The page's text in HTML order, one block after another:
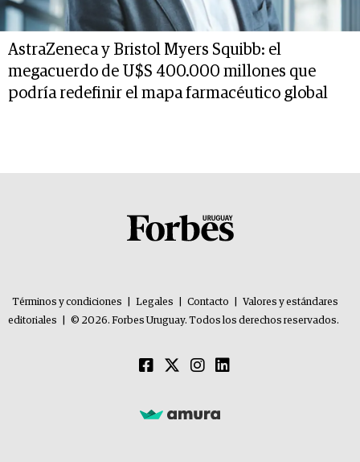
AstraZeneca y Bristol Myers Squibb: el
megacuerdo de U$S 400.000 millones que
podría redefinir el mapa farmacéutico global
Términos y condiciones Legales Contacto
Valores y estándares
editoriales
© 2026. Forbes Uruguay. Todos los derechos reservados.